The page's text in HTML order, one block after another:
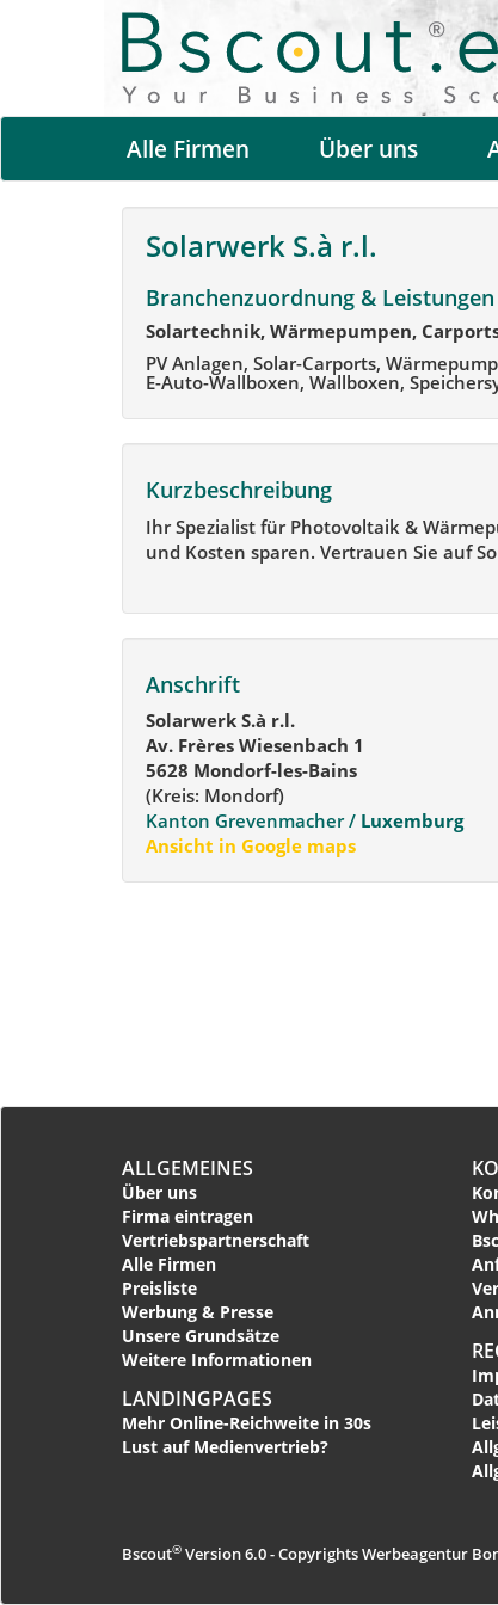
Alle Firmen Über uns
Solarwerk S.à r.l.
Branchenzuordnung & Leistungen
Solartechnik, Wärmepumpen,
PV Anlagen, Solar-Carports,
E-Auto-Wallboxen, Wallboxen,
Kurzbeschreibung
Ihr Spezialist für Photovoltaik &
und Kosten sparen. Vertrauen Sie auf
Anschrift
Solarwerk S.à r.l.
Av. Frères Wiesenbach 1
5628 Mondorf-les-Bains
(Kreis: Mondorf)
Kanton Grevenmacher / Luxemburg
Ansicht in Google maps
ALLGEMEINES
Über uns
Firma eintragen
Vertriebspartnerschaft
Alle Firmen
Preisliste
Werbung & Presse
Unsere Grundsätze
Weitere Informationen
LANDINGPAGES
Mehr Online-Reichweite in 30s
Lust auf Medienvertrieb?
Bscout® Version 6.0 - Copyrights Werbeagentur